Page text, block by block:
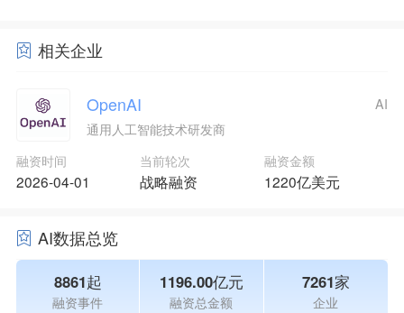
相关企业
OpenAI
通用人工智能技术研发商
AI
融资时间
2026-04-01
当前轮次
战略融资
融资金额
1220亿美元
AI数据总览
8861起
融资事件
1196.00亿元
融资总金额
7261家
企业